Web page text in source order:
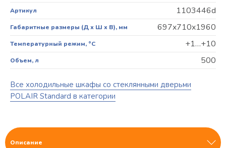
Артикул 1103446d
Габаритные размеры (Д х Ш х В), мм 697x710x1960
Температурный режим, °C +1…+10
Объем, л 500
Все холодильные шкафы со стеклянными дверьми
POLAIR Standard в категории
Описание